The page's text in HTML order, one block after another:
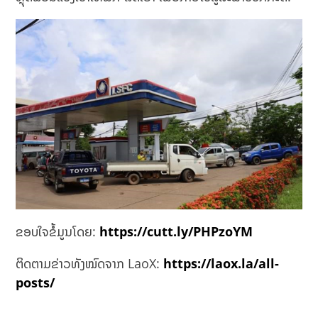
ຂອບໃຈຂໍ້ມູນໂດຍ: https://cutt.ly/PHPzoYM
ຕິດຕາມຂ່າວທັງໝົດຈາກ LaoX: https://laox.la/all-
posts/